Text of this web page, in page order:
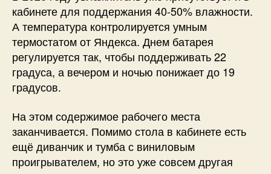
кабинете для поддержания 40-50% влажности.
А температура контролируется умным
термостатом от Яндекса. Днем батарея
регулируется так, чтобы поддерживать 22
градуса, а вечером и ночью понижает до 19
градусов.
На этом содержимое рабочего места
заканчивается. Помимо стола в кабинете есть
ещё диванчик и тумба с виниловым
проигрывателем, но это уже совсем другая